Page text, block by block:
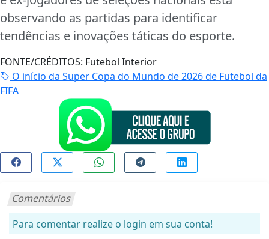
observando as partidas para identificar
tendências e inovações táticas do esporte.
FONTE/CRÉDITOS: Futebol Interior
O início da Super Copa do Mundo de 2026 de Futebol da
FIFA
Comentários
Para comentar realize o login em sua conta!